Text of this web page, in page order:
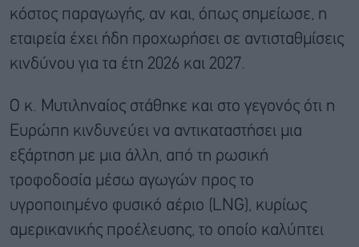
κόστος παραγωγής, αν και, όπως σημείωσε, η
εταιρεία έχει ήδη προχωρήσει σε αντισταθμίσεις
κινδύνου για τα έτη 2026 και 2027.
Ο κ. Μυτιληναίος στάθηκε και στο γεγονός ότι η
Ευρώπη κινδυνεύει να αντικαταστήσει μια
εξάρτηση με μια άλλη, από τη ρωσική
τροφοδοσία μέσω αγωγών προς το
υγροποιημένο φυσικό αέριο (LNG), κυρίως
αμερικανικής προέλευσης, το οποίο καλύπτει